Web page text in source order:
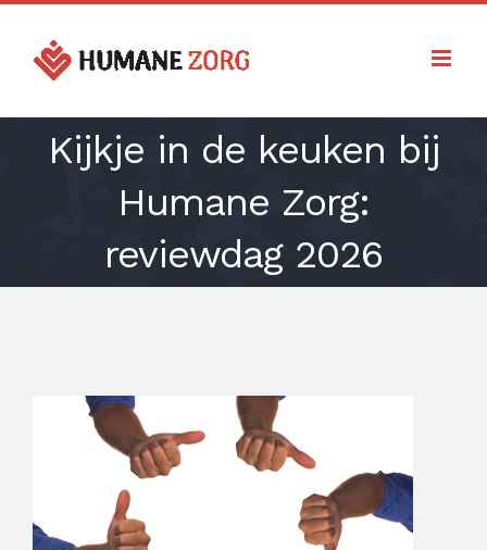
inhoud
Kijkje in de keuken bij
Humane Zorg:
reviewdag 2026